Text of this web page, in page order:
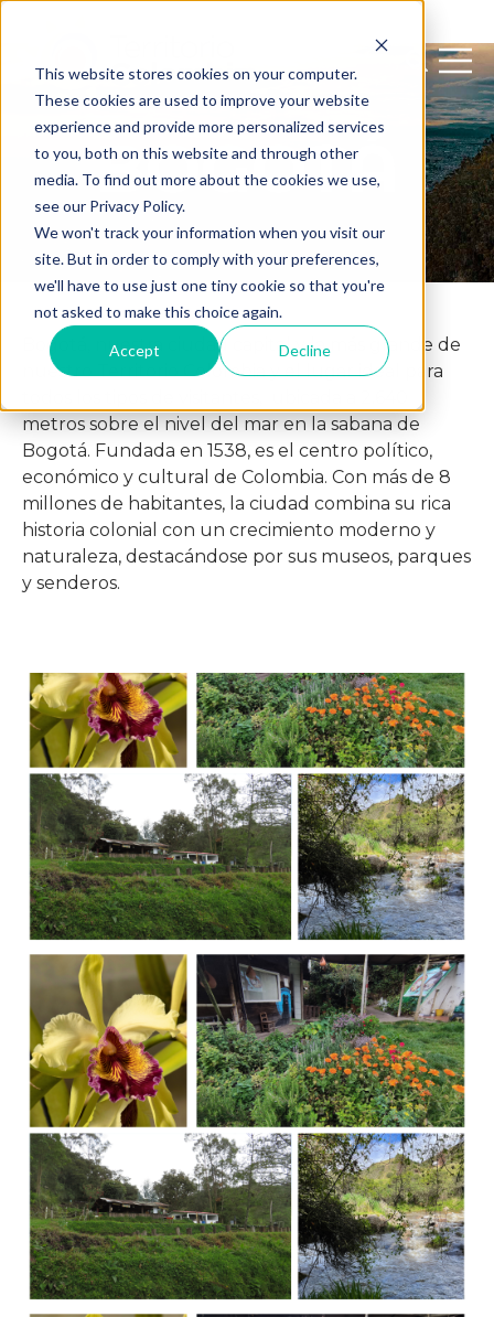
This website stores cookies on your computer.
These cookies are used to improve your website
experience and provide more personalized services
to you, both on this website and through other
media. To find out more about the cookies we use,
see our Privacy Policy.
We won't track your information when you visit our
site. But in order to comply with your preferences,
we'll have to use just one tiny cookie so that you're
not asked to make this choice again.
Accept Decline
Open
Open
BOGOTÁ
Bogotá, nuestra ciudad capital y la más grande de
nuestro Territorio Colombia y el lugar ideal para
metros sobre el nivel del mar en la sabana de
Bogotá. Fundada en 1538, es el centro político,
económico y cultural de Colombia. Con más de 8
millones de habitantes, la ciudad combina su rica
historia colonial con un crecimiento moderno y
naturaleza, destacándose por sus museos, parques
y senderos.